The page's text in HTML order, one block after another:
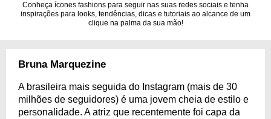
Conheça ícones fashions para seguir nas suas redes sociais e tenha
inspirações para looks, tendências, dicas e tutoriais ao alcance de um
clique na palma da sua mão!
Bruna Marquezine
A brasileira mais seguida do Instagram (mais de 30
milhões de seguidores) é uma jovem cheia de estilo e
personalidade. A atriz que recentemente foi capa da